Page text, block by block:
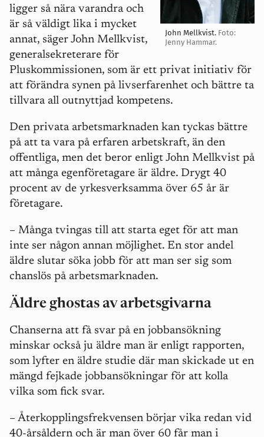
John Mellkvist. Foto:
Jenny Hammar.
ligger så nära varandra och
är så väldigt lika i mycket
annat, säger John Mellkvist,
generalsekreterare för
Pluskommissionen, som är ett privat initiativ för
att förändra synen på livserfarenhet och bättre ta
tillvara all outnyttjad kompetens.
Den privata arbetsmarknaden kan tyckas bättre
på att ta vara på erfaren arbetskraft, än den
offentliga, men det beror enligt John Mellkvist på
att många egenföretagare är äldre. Drygt 40
procent av de yrkesverksamma över 65 år är
företagare.
– Många tvingas till att starta eget för att man
inte ser någon annan möjlighet. En stor andel
äldre slutar söka jobb för att man ser sig som
chanslös på arbetsmarknaden.
Äldre ghostas av arbetsgivarna
Chanserna att få svar på en jobbansökning
minskar också ju äldre man är enligt rapporten,
som lyfter en äldre studie där man skickade ut en
mängd fejkade jobbansökningar för att kolla
vilka som fick svar.
– Återkopplingsfrekvensen börjar vika redan vid
40-årsåldern och är man över 60 får man i